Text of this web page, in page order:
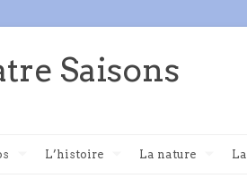
Saisons
L’histoire La nature